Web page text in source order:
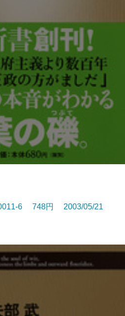
6 748円 2003/05/21